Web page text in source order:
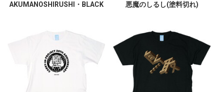
AKUMANOSHIRUSHI・BLACK 悪魔のしるし(塗料切れ)